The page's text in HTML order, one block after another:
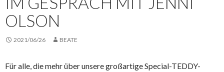
OLSON
2021/06/26 BEATE
Für alle, die mehr über unsere großartige Special-TEDDY-